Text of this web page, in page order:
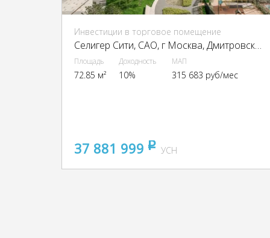
Инвестиции в торговое помещение
Селигер Сити, CАО, г Москва, Дмитровское ш., 87, стр. 2, 3
Площадь
72.85 м²
Доходность
10%
МАП
315 683 руб/мес
37 881 999 pуб
УСН